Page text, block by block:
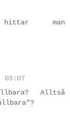
man
03:07
Alltså